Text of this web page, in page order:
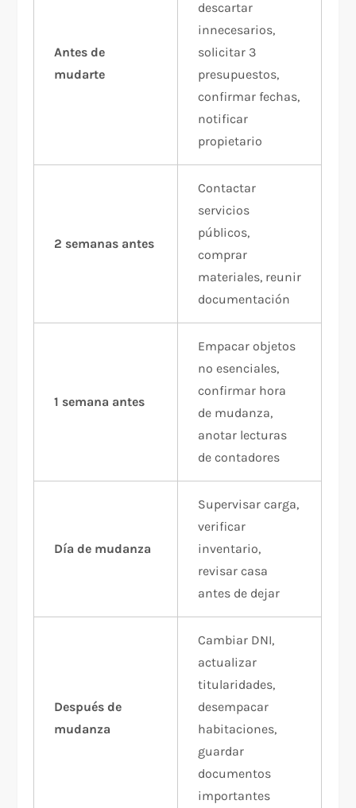
Antes de
mudarte
descartar
innecesarios,
solicitar 3
presupuestos,
confirmar fechas,
notificar
propietario
2 semanas antes
Contactar
servicios
públicos,
comprar
materiales, reunir
documentación
1 semana antes
Empacar objetos
no esenciales,
confirmar hora
de mudanza,
anotar lecturas
de contadores
Día de mudanza
Supervisar carga,
verificar
inventario,
revisar casa
antes de dejar
Después de
mudanza
Cambiar DNI,
actualizar
titularidades,
desempacar
habitaciones,
guardar
documentos
importantes